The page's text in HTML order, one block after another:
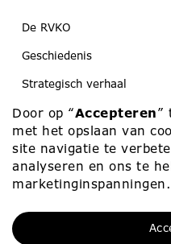
De RVKO
Geschiedenis
Strategisch verhaal
Scholen & peuteropvang
Contact
Door op “Accepteren”
met het opslaan van
site navigatie te
analyseren en ons te
marketinginspanningen.